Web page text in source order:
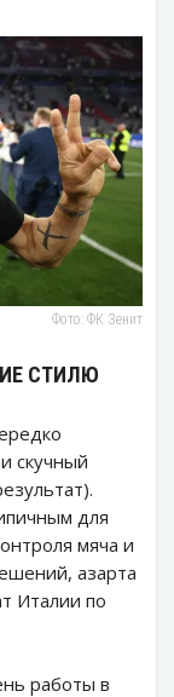
Фото: ФК Зенит
СТИЛЮ
скучный
для
мяча и
азарта
Италии по
работы в